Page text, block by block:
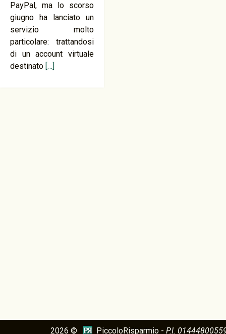
PayPal, ma lo scorso
giugno ha lanciato un
servizio molto
particolare: trattandosi
di un account virtuale
destinato […]
2026 © PiccoloRisparmio - P.I.